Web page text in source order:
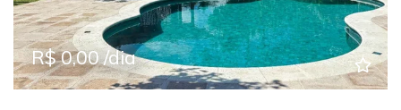
R$ 0,00 /dia